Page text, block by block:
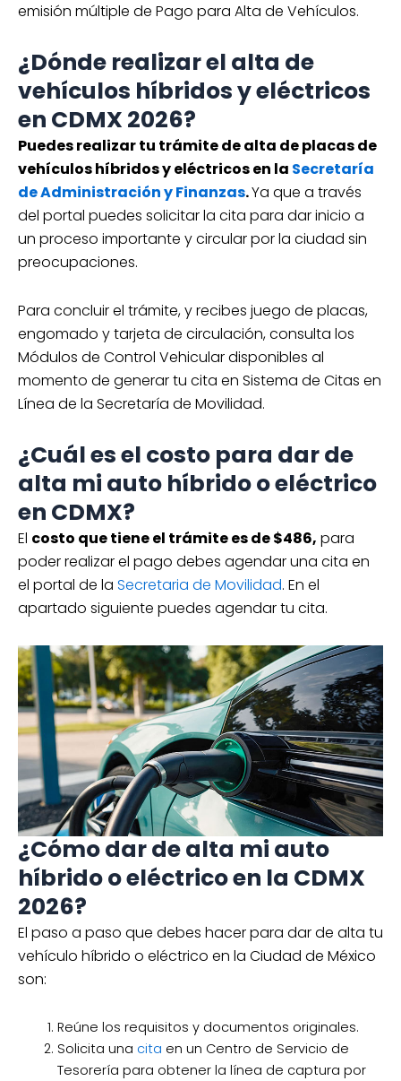
emisión múltiple de Pago para Alta de Vehículos.
¿Dónde realizar el alta de
vehículos híbridos y eléctricos
en CDMX 2026?
Puedes realizar tu trámite de alta de placas de
vehículos híbridos y eléctricos en la Secretaría
de Administración y Finanzas.Ya que a través
del portal puedes solicitar la cita para dar inicio a
un proceso importante y circular por la ciudad sin
preocupaciones.
Para concluir el trámite, y recibes juego de placas,
engomado y tarjeta de circulación, consulta los
Módulos de Control Vehicular disponibles al
momento de generar tu cita en Sistema de Citas en
Línea de la Secretaría de Movilidad.
¿Cuál es el costo para dar de
alta mi auto híbrido o eléctrico
en CDMX?
El costo que tiene el trámite es de $486, para
poder realizar el pago debes agendar una cita en
el portal de la Secretaria de Movilidad. En el
apartado siguiente puedes agendar tu cita.
¿Cómo dar de alta mi auto
híbrido o eléctrico en la CDMX
2026?
El paso a paso que debes hacer para dar de alta tu
vehículo híbrido o eléctrico en la Ciudad de México
son:
Reúne los requisitos y documentos originales.
Solicita una cita en un Centro de Servicio de
Tesorería para obtener la línea de captura por